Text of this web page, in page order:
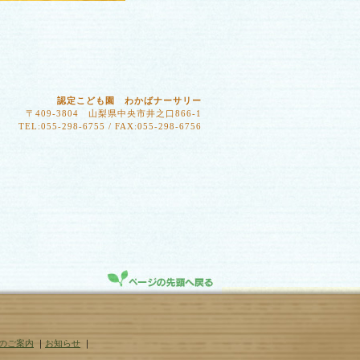
認定こども園 わかばナーサリー
〒409-3804 山梨県中央市井之口866-1
TEL:055-298-6755 / FAX:055-298-6756
ご案内 ｜ お知らせ ｜